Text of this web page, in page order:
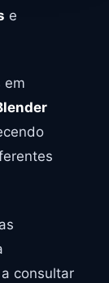
e
em
consultar